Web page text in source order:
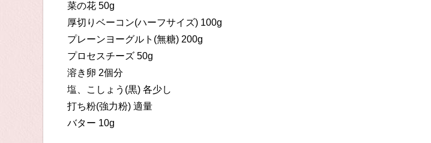
菜の花 50g
厚切りベーコン(ハーフサイズ) 100g
プレーンヨーグルト(無糖) 200g
プロセスチーズ 50g
溶き卵 2個分
塩、こしょう(黒) 各少し
打ち粉(強力粉) 適量
バター 10g